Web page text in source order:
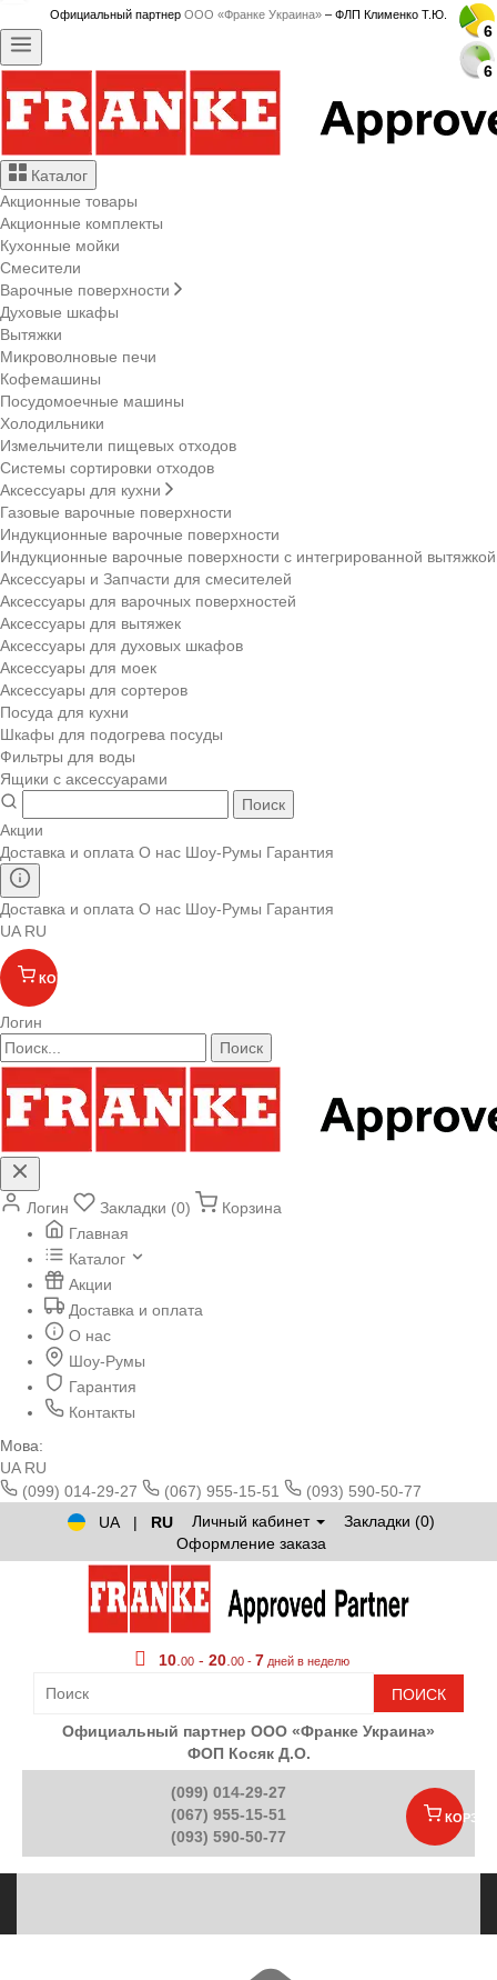
Официальный партнер ООО «Франке Украина» – ФЛП Клименко Т.Ю.
Каталог
Акционные товары
Акционные комплекты
Кухонные мойки
Смесители
Варочные поверхности
Духовые шкафы
Вытяжки
Микроволновые печи
Кофемашины
Посудомоечные машины
Холодильники
Измельчители пищевых отходов
Системы сортировки отходов
Аксессуары для кухни
Газовые варочные поверхности
Индукционные варочные поверхности
Индукционные варочные поверхности с интегрированной вытяжкой
Аксессуары и Запчасти для смесителей
Аксессуары для варочных поверхностей
Аксессуары для вытяжек
Аксессуары для духовых шкафов
Аксессуары для моек
Аксессуары для сортеров
Посуда для кухни
Шкафы для подогрева посуды
Фильтры для воды
Ящики с аксессуарами
Поиск
Акции
Доставка и оплата О нас Шоу-Румы Гарантия
Доставка и оплата О нас Шоу-Румы Гарантия
UA RU
КОРЗИНА
Логин
Поиск
Логин Закладки (0)
Корзина
Главная
Каталог
Акции
Доставка и оплата
О нас
Шоу-Румы
Гарантия
Контакты
Мова:
UA RU
(099) 014-29-27
(067) 955-15-51
(093) 590-50-77
UA
| RU Личный кабинет
Закладки (0)
Оформление заказа
10 00 - 20 00 - 7 дней в неделю
ПОИСК
Официальный партнер ООО «Франке Украина»
ФОП Косяк Д.О.
(099) 014-29-27
(067) 955-15-51
(093) 590-50-77
6
6
6
6
6
6
6
6
6
6
6
6
6
6
6
6
6
6
6
6
6
6
6
6
6
6
6
6